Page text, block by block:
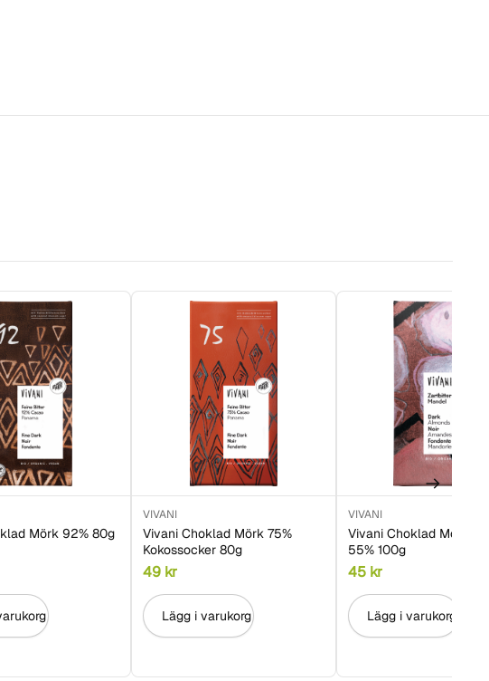
Mörk 92% 80g
VIVANI
Vivani Choklad Mörk 75%
Kokossocker 80g
49 kr
Lägg i varukorg
VIVANI
Vivani Choklad Mörk
55% 100g
45 kr
Lägg i varukorg